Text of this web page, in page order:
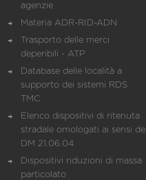
agenzie
Materia ADR-RID-ADN
Trasporto delle merci
deperibili - ATP
Database delle località a
supporto dei sistemi RDS
TMC
Elenco dispositivi di ritenuta
stradale omologati ai sensi del
DM 21.06.04
Dispositivi riduzioni di massa
particolato